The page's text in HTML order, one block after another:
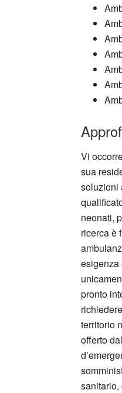
Vi
sua
soluzioni
neonati,
ricerca è
esigenza
pronto
territorio
offerto
sanitario,